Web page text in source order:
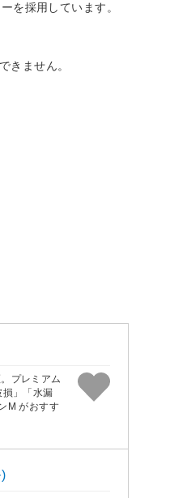
を採用しています。
きません。
プレミアム
」「水漏
M がおすす